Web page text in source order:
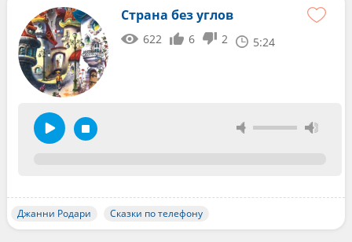
Страна без углов
622 6 2 5:24
Джанни Родари Сказки по телефону